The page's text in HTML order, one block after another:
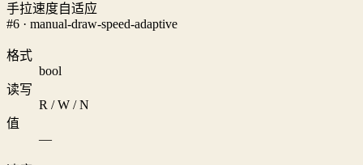
手拉速度自适应
#6 · manual-draw-speed-adaptive
格式
bool
读写
R / W / N
值
—